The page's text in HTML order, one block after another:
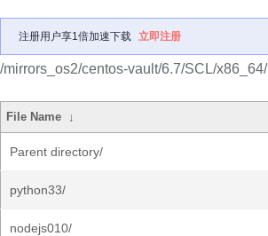
注册用户享1倍加速下载 立即注册
/mirrors_os2/centos-vault/6.7/SCL/x86_64/
File Name ↓
Parent directory/
python33/
nodejs010/